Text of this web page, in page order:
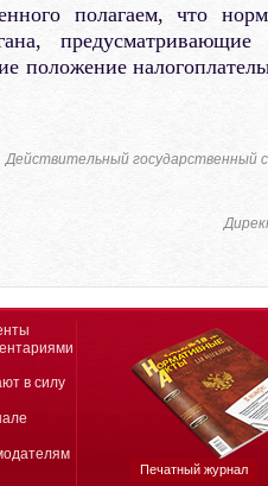
полагаем, что
положение
Действительный государственный
в силу
Печатный журнал